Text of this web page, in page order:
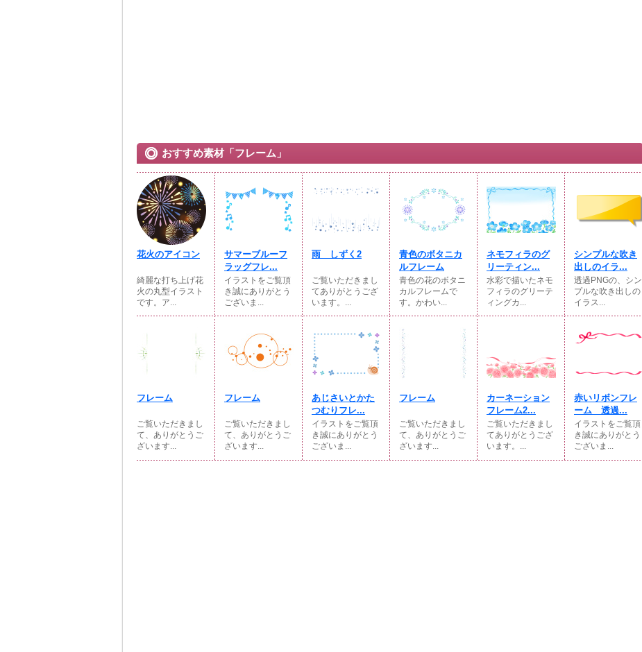
おすすめ素材「フレーム」
花火のアイコン
綺麗な打ち上げ花
火の丸型イラスト
です。ア...
サマーブルーフ
ラッグフレ...
イラストをご覧頂
き誠にありがとう
ございま...
雨 しずく2
ご覧いただきまし
てありがとうござ
います。...
青色のボタニカ
ルフレーム
青色の花のボタニ
カルフレームで
す。かわい...
ネモフィラのグ
リーティン...
水彩で描いたネモ
フィラのグリーテ
ィングカ...
シンプルな吹き
出しのイラ...
透過PNGの、シン
プルな吹き出しの
イラス...
フレーム
ご覧いただきまし
て、ありがとうご
ざいます...
フレーム
ご覧いただきまし
て、ありがとうご
ざいます...
あじさいとかた
つむりフレ...
イラストをご覧頂
き誠にありがとう
ございま...
フレーム
ご覧いただきまし
て、ありがとうご
ざいます...
カーネーション
フレーム2...
ご覧いただきまし
てありがとうござ
います。...
赤いリボンフレ
ーム 透過...
イラストをご覧頂
き誠にありがとう
ございま...